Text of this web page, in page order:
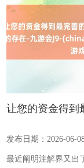
让您的资金得到
牌
发布日期：2026-06-
最近阐明注解界又出